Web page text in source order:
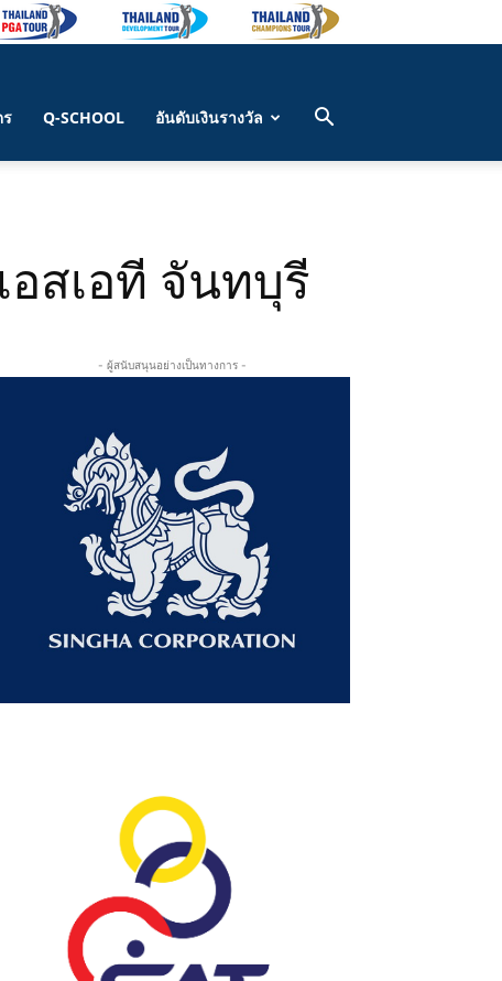
Q-SCHOOL อันดับเงินรางวัล
อสเอที จันทบุรี
- ผู้สนับสนุนอย่างเป็นทางการ -